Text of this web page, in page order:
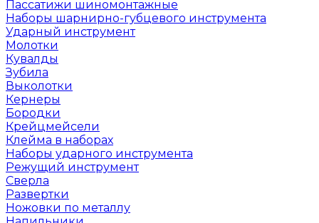
Пассатижи шиномонтажные
Наборы шарнирно-губцевого инструмента
Ударный инструмент
Молотки
Кувалды
Зубила
Выколотки
Кернеры
Бородки
Крейцмейсели
Клейма в наборах
Наборы ударного инструмента
Режущий инструмент
Сверла
Развертки
Ножовки по металлу